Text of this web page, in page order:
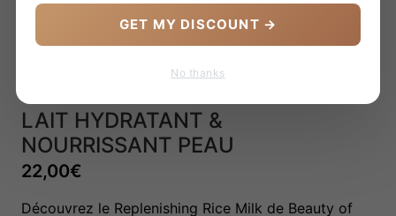
GLOW REPLENISHING RICE MILK :
LAIT HYDRATANT &
NOURRISSANT PEAU
22,00€
Découvrez le Replenishing Rice Milk de Beauty of
GET MY DISCOUNT →
No thanks